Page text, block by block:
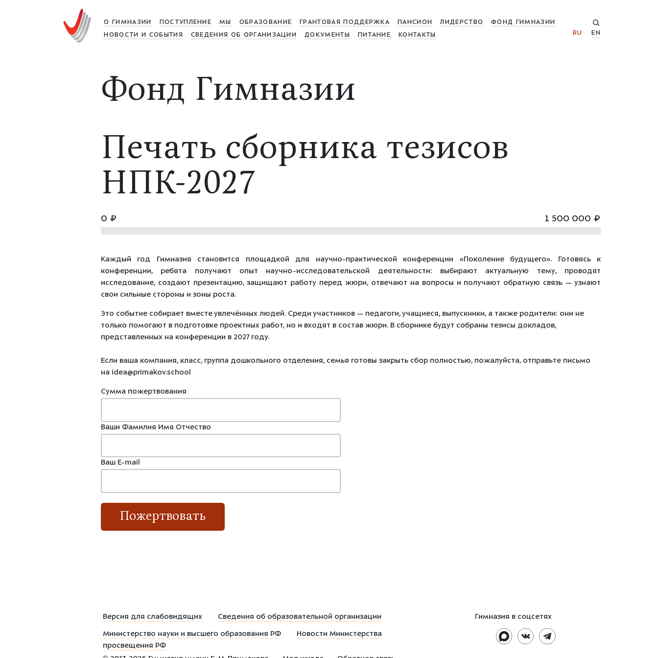
О ГИМНАЗИИ ПОСТУПЛЕНИЕ МЫ ОБРАЗОВАНИЕ ГРАНТОВАЯ ПОДДЕРЖКА ПАНСИОН ЛИДЕРСТВО
ФОНД ГИМНАЗИИ
НОВОСТИ И СОБЫТИЯ
СВЕДЕНИЯ ОБ ОРГАНИЗАЦИИ ДОКУМЕНТЫ ПИТАНИЕ КОНТАКТЫ RU EN
Фонд Гимназии
Печать сборника тезисов
НПК-2027
0 ₽ 1 500 000 ₽
Каждый год Гимназия становится площадкой для научно‑практической конференции «Поколениебудущего». Готовясь к
конференции, ребята получают опыт научно-исследовательской деятельности: выбирают актуальную тему, проводят
исследование, создают презентацию, защищают работу перед жюри, отвечают на вопросы и получают обратную связь — узнают
свои сильные стороны и зоны роста.
Это событиесобирает вместеувлечённых людей. Среди участников— педагоги,учащиеся,выпускники,а такжеродители: они не
только помогают вподготовке проектныхработ,но и входят всоставжюри. Всборнике будут собраны тезисы докладов,
представленных на конференции в 2027 году.
Если ваша компания, класс, группа дошкольного отделения, семья готовы закрыть сбор полностью, пожалуйста, отправьте письмо
на idea@primakov.school
Сумма пожертвования
Ваши Фамилия Имя Отчество
Ваш E-mail
Пожертвовать
Версия для слабовидящих Сведения об образовательной организации
Министерство науки и высшего образования РФ
Новости Министерства
просвещения РФ
Гимназия в соцсетях